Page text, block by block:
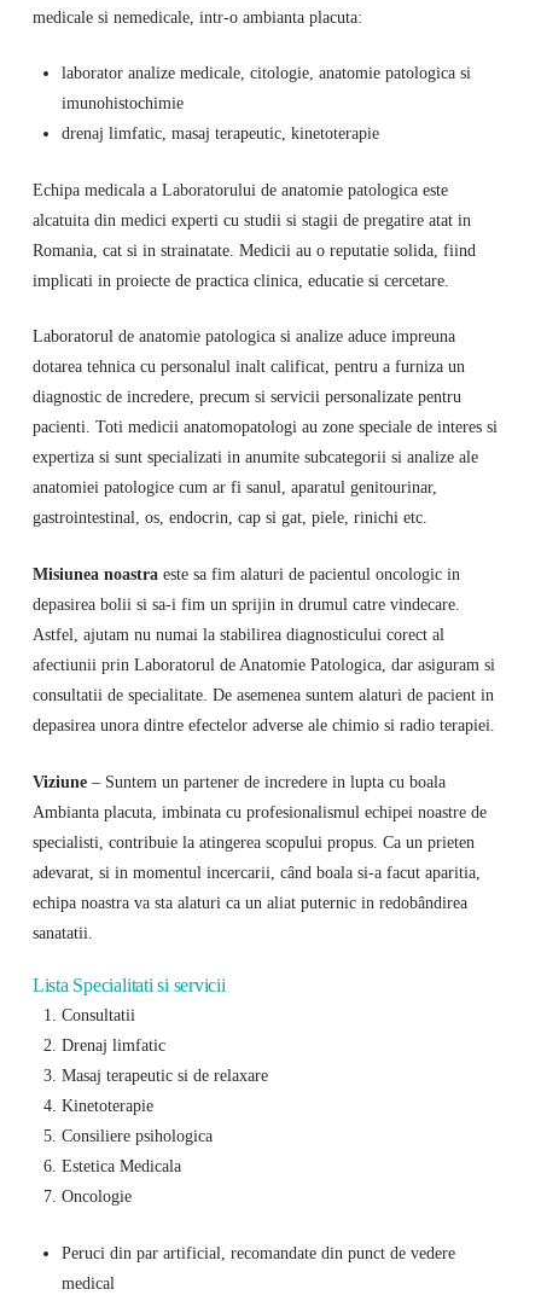
medicale si nemedicale, intr-o ambianta placuta:
laborator analize medicale, citologie, anatomie patologica si
imunohistochimie
drenaj limfatic, masaj terapeutic, kinetoterapie
Echipa medicala a Laboratorului de anatomie patologica este
alcatuita din medici experti cu studii si stagii de pregatire atat in
Romania, cat si in strainatate. Medicii au o reputatie solida, fiind
implicati in proiecte de practica clinica, educatie si cercetare.
Laboratorul de anatomie patologica si analize aduce impreuna
dotarea tehnica cu personalul inalt calificat, pentru a furniza un
diagnostic de incredere, precum si servicii personalizate pentru
pacienti. Toti medicii anatomopatologi au zone speciale de interes si
expertiza si sunt specializati in anumite subcategorii si analize ale
anatomiei patologice cum ar fi sanul, aparatul genitourinar,
gastrointestinal, os, endocrin, cap si gat, piele, rinichi etc.
Misiunea noastraeste sa fim alaturi de pacientul oncologic in
depasirea bolii si sa-i fim un sprijin in drumul catre vindecare.
Astfel, ajutam nu numai la stabilirea diagnosticului corect al
afectiunii prin Laboratorul de Anatomie Patologica, dar asiguram si
consultatii de specialitate. De asemenea suntem alaturi de pacient in
depasirea unora dintre efectelor adverse ale chimio si radio terapiei.
Viziune– Suntem un partener de incredere in lupta cu boala
Ambianta placuta, imbinata cu profesionalismul echipei noastre de
specialisti, contribuie la atingerea scopului propus. Ca un prieten
adevarat, si in momentul incercarii, când boala si-a facut aparitia,
echipa noastra va sta alaturi ca un aliat puternic in redobândirea
sanatatii.
Lista Specialitati si servicii
Consultatii
Drenaj limfatic
Masaj terapeutic si de relaxare
Kinetoterapie
Consiliere psihologica
Estetica Medicala
Oncologie
Peruci din par artificial, recomandate din punct de vedere
medical